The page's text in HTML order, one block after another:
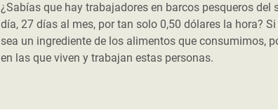
¿Sabías que hay trabajadores en barcos pesqueros
día, 27 días al mes, por tan solo 0,50 dólares la hora?
sea un ingrediente de los alimentos que consumimos,
en las que viven y trabajan estas personas.